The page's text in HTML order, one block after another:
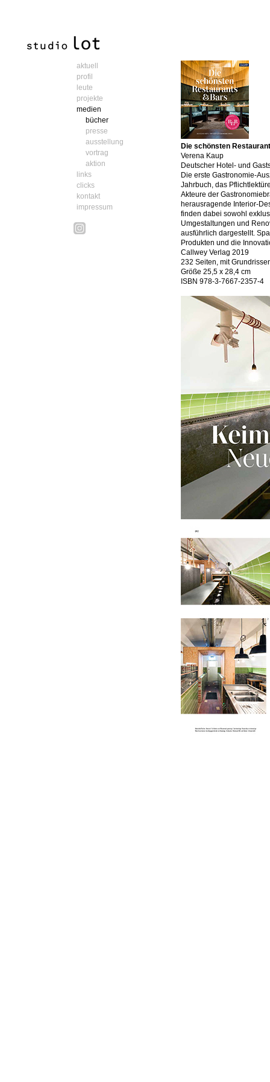
aktuell
profil
leute
projekte
medien
bücher
presse
ausstellung
vortrag
aktion
links
clicks
kontakt
impressum
Die schönsten
Verena Kaup
Deutscher Hotel- und
Die erste Gastronomie-
Jahrbuch, das
Akteure der
herausragende Interior-
finden dabei sowohl
Umgestaltungen und
ausführlich dargestellt.
Produkten und die
Callwey Verlag 2019
232 Seiten, mit
Größe 25,5 x 28,4 cm
ISBN 978-3-7667-2357-4